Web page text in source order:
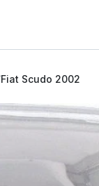
Fiat Scudo 2002